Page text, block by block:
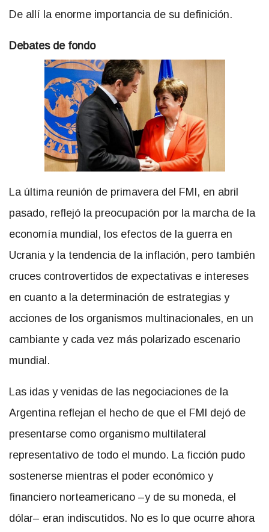
De allí la enorme importancia de su definición.
Debates de fondo
La última reunión de primavera del FMI, en abril
pasado, reflejó la preocupación por la marcha de la
economía mundial, los efectos de la guerra en
Ucrania y la tendencia de la inflación, pero también
cruces controvertidos de expectativas e intereses
en cuanto a la determinación de estrategias y
acciones de los organismos multinacionales, en un
cambiante y cada vez más polarizado escenario
mundial.
Las idas y venidas de las negociaciones de la
Argentina reflejan el hecho de que el FMI dejó de
presentarse como organismo multilateral
representativo de todo el mundo. La ficción pudo
sostenerse mientras el poder económico y
financiero norteamericano –y de su moneda, el
dólar– eran indiscutidos. No es lo que ocurre ahora